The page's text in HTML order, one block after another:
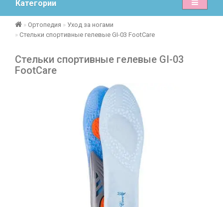
Категории
Ортопедия
Уход за ногами
Стельки спортивные гелевые GI-03 FootCare
Стельки спортивные гелевые GI-03
FootCare